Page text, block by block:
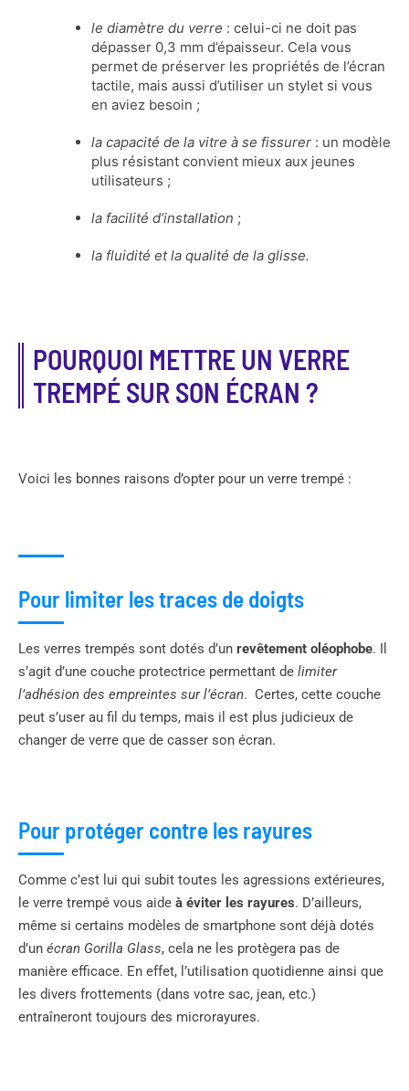
le diamètre du verre : celui-ci ne doit pas
dépasser 0,3 mm d’épaisseur. Cela vous
permet de préserver les propriétés de l’écran
tactile, mais aussi d’utiliser un stylet si vous
en aviez besoin ;
la capacité de la vitre à se fissurer : un modèle
plus résistant convient mieux aux jeunes
utilisateurs ;
la facilité d’installation ;
la fluidité et la qualité de la glisse.
POURQUOI METTRE UN VERRE
TREMPÉ SUR SON ÉCRAN ?
Voici les bonnes raisons d’opter pour un verre trempé :
Pour limiter les traces de doigts
Les verres trempés sont dotés d’un revêtement oléophobe. Il
s’agit d’une couche protectrice permettant de limiter
l’adhésion des empreintes sur l’écran. Certes, cette couche
peut s’user au fil du temps, mais il est plus judicieux de
changer de verre que de casser son écran.
Pour protéger contre les rayures
Comme c’est lui qui subit toutes les agressions extérieures,
le verre trempé vous aide à éviter les rayures. D’ailleurs,
même si certains modèles de smartphone sont déjà dotés
d’un écran Gorilla Glass, cela ne les protègera pas de
manière efficace. En effet, l’utilisation quotidienne ainsi que
les divers frottements (dans votre sac, jean, etc.)
entraîneront toujours des microrayures.